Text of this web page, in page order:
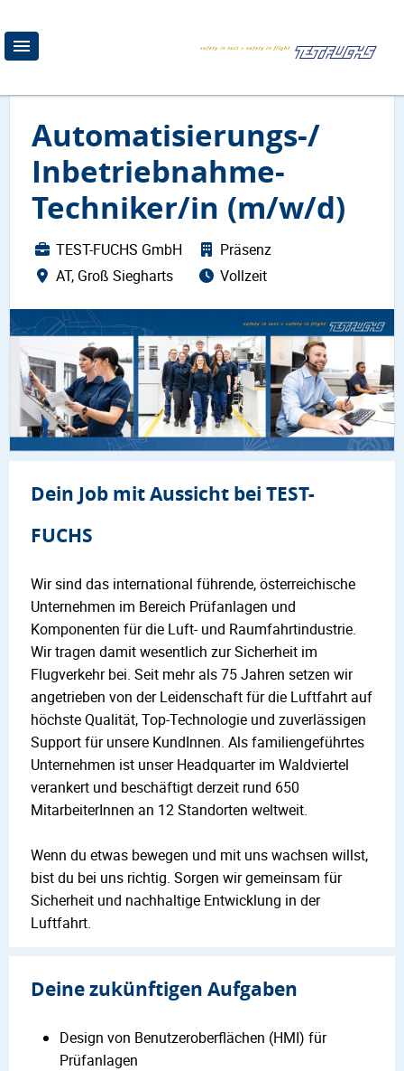
Automatisierungs-/
Inbetriebnahme-
Techniker/in (m/w/d)
TEST-FUCHS GmbH
AT, Groß Siegharts
Präsenz
Vollzeit
Dein Job mit Aussicht bei TEST-
FUCHS
Wir sind das international führende, österreichische
Unternehmen im Bereich Prüfanlagen und
Komponenten für die Luft- und Raumfahrtindustrie.
Wir tragen damit wesentlich zur Sicherheit im
Flugverkehr bei. Seit mehr als 75 Jahren setzen wir
angetrieben von der Leidenschaft für die Luftfahrt auf
höchste Qualität, Top-Technologie und zuverlässigen
Support für unsere KundInnen. Als familiengeführtes
Unternehmen ist unser Headquarter im Waldviertel
verankert und beschäftigt derzeit rund 650
MitarbeiterInnen an 12 Standorten weltweit.
Wenn du etwas bewegen und mit uns wachsen willst,
bist du bei uns richtig. Sorgen wir gemeinsam für
Sicherheit und nachhaltige Entwicklung in der
Luftfahrt.
Deine zukünftigen Aufgaben
Design von Benutzeroberflächen (HMI) für
Prüfanlagen